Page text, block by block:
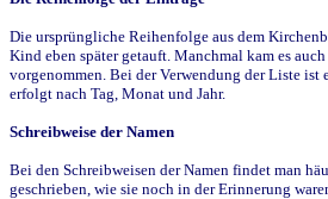
Die ursprüngliche Reihenfolge aus dem
Kind eben später getauft. Manchmal kam es
vorgenommen. Bei der Verwendung der Liste
erfolgt nach Tag, Monat und Jahr.
Schreibweise der Namen
Bei den Schreibweisen der Namen findet man
geschrieben, wie sie noch in der Erinnerung